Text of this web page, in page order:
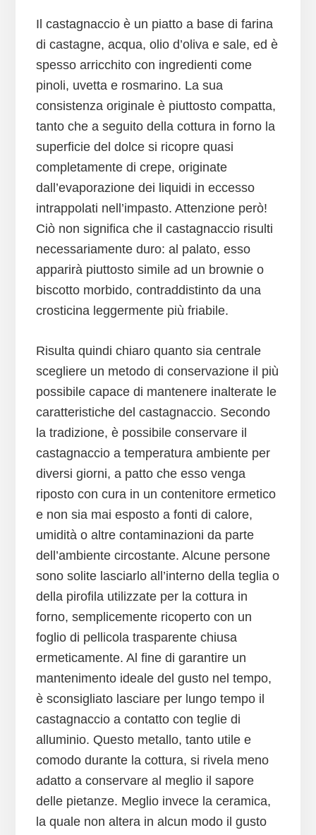
Il castagnaccio è un piatto a base di farina
di castagne, acqua, olio d’oliva e sale, ed è
spesso arricchito con ingredienti come
pinoli, uvetta e rosmarino. La sua
consistenza originale è piuttosto compatta,
tanto che a seguito della cottura in forno la
superficie del dolce si ricopre quasi
completamente di crepe, originate
dall’evaporazione dei liquidi in eccesso
intrappolati nell’impasto. Attenzione però!
Ciò non significa che il castagnaccio risulti
necessariamente duro: al palato, esso
apparirà piuttosto simile ad un brownie o
biscotto morbido, contraddistinto da una
crosticina leggermente più friabile.
Risulta quindi chiaro quanto sia centrale
scegliere un metodo di conservazione il più
possibile capace di mantenere inalterate le
caratteristiche del castagnaccio. Secondo
la tradizione, è possibile conservare il
castagnaccio a temperatura ambiente per
diversi giorni, a patto che esso venga
riposto con cura in un contenitore ermetico
e non sia mai esposto a fonti di calore,
umidità o altre contaminazioni da parte
dell’ambiente circostante. Alcune persone
sono solite lasciarlo all’interno della teglia o
della pirofila utilizzate per la cottura in
forno, semplicemente ricoperto con un
foglio di pellicola trasparente chiusa
ermeticamente. Al fine di garantire un
mantenimento ideale del gusto nel tempo,
è sconsigliato lasciare per lungo tempo il
castagnaccio a contatto con teglie di
alluminio. Questo metallo, tanto utile e
comodo durante la cottura, si rivela meno
adatto a conservare al meglio il sapore
delle pietanze. Meglio invece la ceramica,
la quale non altera in alcun modo il gusto